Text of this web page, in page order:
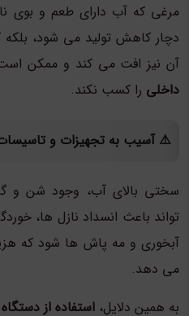
مرغی که آب دارای طعم و بوی
دچار کاهش تولید می شود،
آن نیز افت می کند و ممکن
داخلی را کسب نکند.
⚠️ آسیب به تجهیزات و
سختی بالای آب، وجود شن و
تواند باعث انسداد نازل ها،
آبخوری و مه پاش ها شود که
می دهد.
به همین دلایل،استفاده از